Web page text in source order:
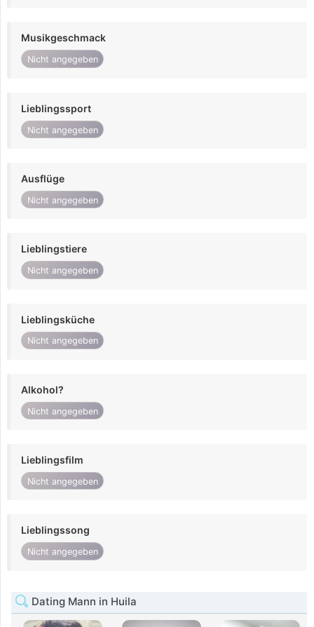
Musikgeschmack
Nicht angegeben
Lieblingssport
Nicht angegeben
Ausflüge
Nicht angegeben
Lieblingstiere
Nicht angegeben
Lieblingsküche
Nicht angegeben
Alkohol?
Nicht angegeben
Lieblingsfilm
Nicht angegeben
Lieblingssong
Nicht angegeben
Dating Mann in Huila